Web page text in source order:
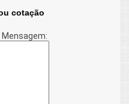
cotação
Mensagem: